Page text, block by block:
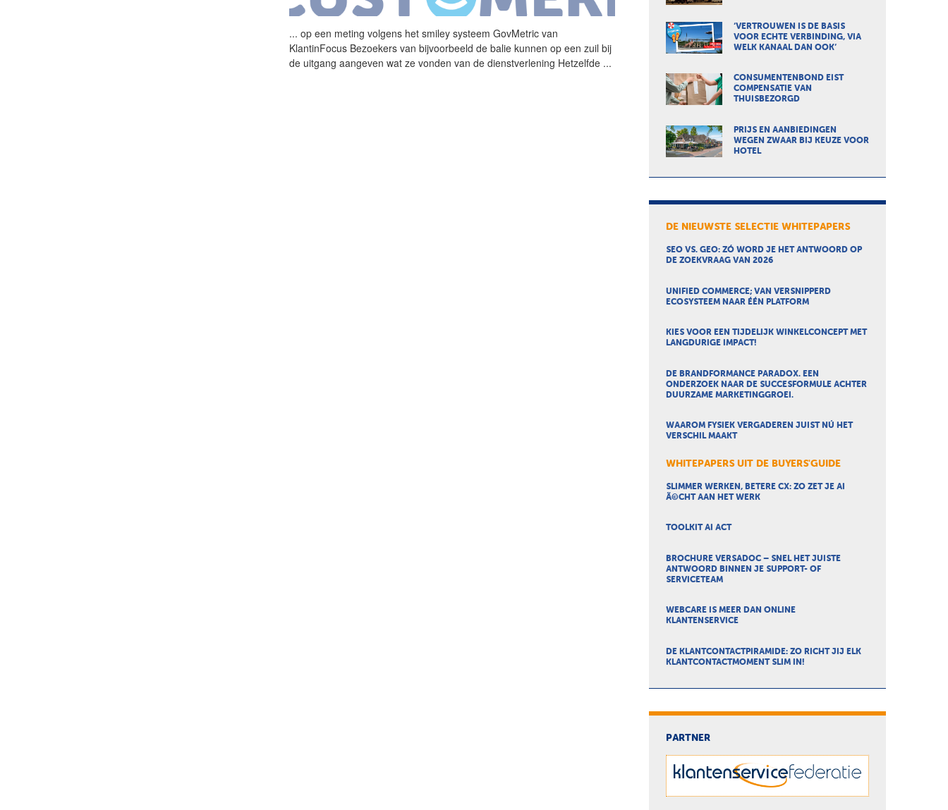
... op een meting volgens hetsmiley systeem GovMetric van
KlantinFocus Bezoekers van bijvoorbeeld de balie kunnen op een zuil bij
de uitgang aangeven wat ze vonden van de dienstverlening Hetzelfde ...
‘VERTROUWEN IS DE BASIS
VOOR ECHTE VERBINDING, VIA
WELK KANAAL DAN OOK’
CONSUMENTENBOND EIST
COMPENSATIE VAN
THUISBEZORGD
PRIJS EN AANBIEDINGEN
WEGEN ZWAAR BIJ KEUZE VOOR
HOTEL
DE NIEUWSTE SELECTIE WHITEPAPERS
SEO VS. GEO: ZÓ WORD JE HET ANTWOORD OP
DE ZOEKVRAAG VAN 2026
UNIFIED COMMERCE; VAN VERSNIPPERD
ECOSYSTEEM NAAR ÉÉN PLATFORM
KIES VOOR EEN TIJDELIJK WINKELCONCEPT MET
LANGDURIGE IMPACT!
DE BRANDFORMANCE PARADOX. EEN
ONDERZOEK NAAR DE SUCCESFORMULE ACHTER
DUURZAME MARKETINGGROEI.
WAAROM FYSIEK VERGADEREN JUIST NÚ HET
VERSCHIL MAAKT
WHITEPAPERS UIT DE BUYERS'GUIDE
SLIMMER WERKEN, BETERE CX: ZO ZET JE AI
Ã©CHT AAN HET WERK
TOOLKIT AI ACT
BROCHURE VERSADOC – SNEL HET JUISTE
ANTWOORD BINNEN JE SUPPORT- OF
SERVICETEAM
WEBCARE IS MEER DAN ONLINE
KLANTENSERVICE
DE KLANTCONTACTPIRAMIDE: ZO RICHT JIJ ELK
KLANTCONTACTMOMENT SLIM IN!
PARTNER